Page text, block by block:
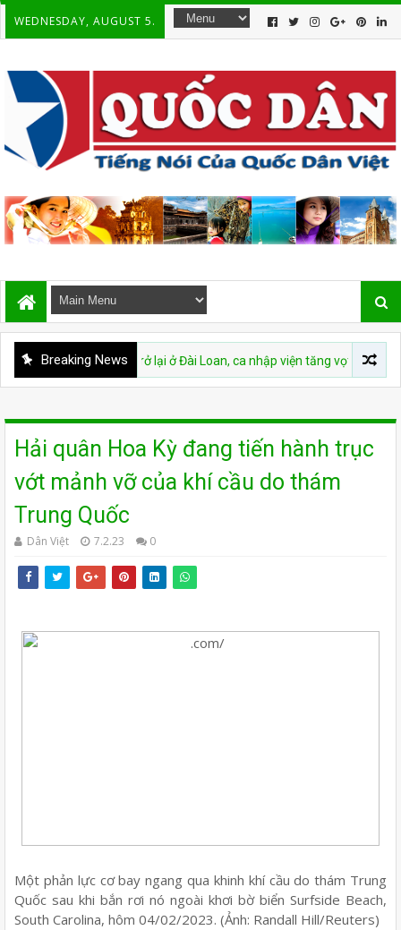
WEDNESDAY, AUGUST 5.
Breaking News
19 bùng phát trở lại ở Đài Loan, ca nhập viện tăng vọt 70% chỉ sau một
Hải quân Hoa Kỳ đang tiến hành trục
vớt mảnh vỡ của khí cầu do thám
Trung Quốc
Dân Việt 7.2.23 0
Một phản lực cơ bay ngang qua khinh khí cầu do thám Trung
Quốc sau khi bắn rơi nó ngoài khơi bờ biển Surfside Beach,
South Carolina, hôm 04/02/2023. (Ảnh: Randall Hill/Reuters)